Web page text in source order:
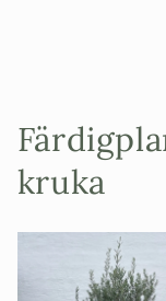
kruka